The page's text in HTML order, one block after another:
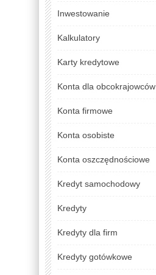
Inwestowanie
Kalkulatory
Karty kredytowe
Konta dla obcokrajowców
Konta firmowe
Konta osobiste
Konta oszczędnościowe
Kredyt samochodowy
Kredyty
Kredyty dla firm
Kredyty gotówkowe